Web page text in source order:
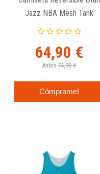
Jazz NBA Mesh Tank
Vintage Logo - Mitchell And
64,90 €
Antes 74,90 €
Cómprame!